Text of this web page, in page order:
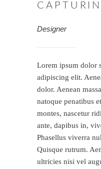
Designer
Lorem ipsum dolor
adipiscing elit.
dolor. Aenean
natoque penatibus
montes, nascetur
ante, dapibus in,
Phasellus viverra
Quisque rutrum.
ultricies nisi vel